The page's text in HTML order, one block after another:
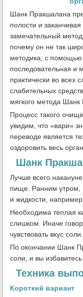
Шанк Пракшалана
полости и
замечательный
почему он не так
методика, с помощью
последовательная и
практически во
слабительных
мягкого метода
Процесс такого
увидим, что «вари»
переводе является
оздоровить весь
Шанк
Лучше всего
пище. Ранним утром,
и жидкости,
Необходима теплая
слишком. Иначе
чувствовать вкус
По окончании Шанк
соли, и вы
Техника
Короткий вариант